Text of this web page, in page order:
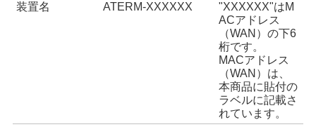
装置名
ATERM-XXXXXX
"XXXXXX"はM
ACアドレス
（WAN）の下6
桁です。
MACアドレス
（WAN）は、
本商品に貼付の
ラベルに記載さ
れています。